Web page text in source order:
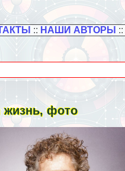
:: НАШИ АВТОРЫ ::
жизнь, фото